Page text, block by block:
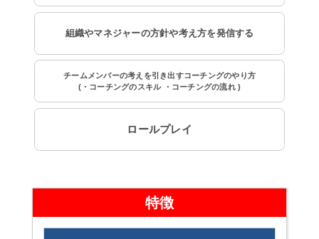
組織やマネジャーの方針や考え方を発信する
チームメンバーの考えを引き出すコーチングのやり方
(・コーチングのスキル ・コーチングの流れ )
ロールプレイ
特徴